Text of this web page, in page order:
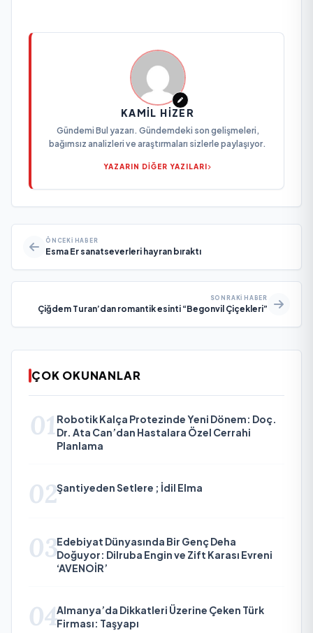
KAMIL HIZER
Gündemi Bul yazarı. Gündemdeki son gelişmeleri,
bağımsız analizleri ve araştırmaları sizlerle paylaşıyor.
YAZARIN DİĞER YAZILARI
ÖNCEKI HABER
Esma Er sanatseverleri hayran bıraktı
SONRAKI HABER
Çiğdem Turan’dan romantik esinti “Begonvil Çiçekleri”
ÇOK OKUNANLAR
01 Robotik Kalça Protezinde Yeni Dönem: Doç.
Dr. Ata Can’dan Hastalara Özel Cerrahi
Planlama
02Şantiyeden Setlere ; İdil Elma
03Edebiyat Dünyasında Bir Genç Deha
Doğuyor: Dilruba Engin ve Zift Karası Evreni
‘AVENOİR’
04Almanya’da Dikkatleri Üzerine Çeken Türk
Firması: Taşyapı